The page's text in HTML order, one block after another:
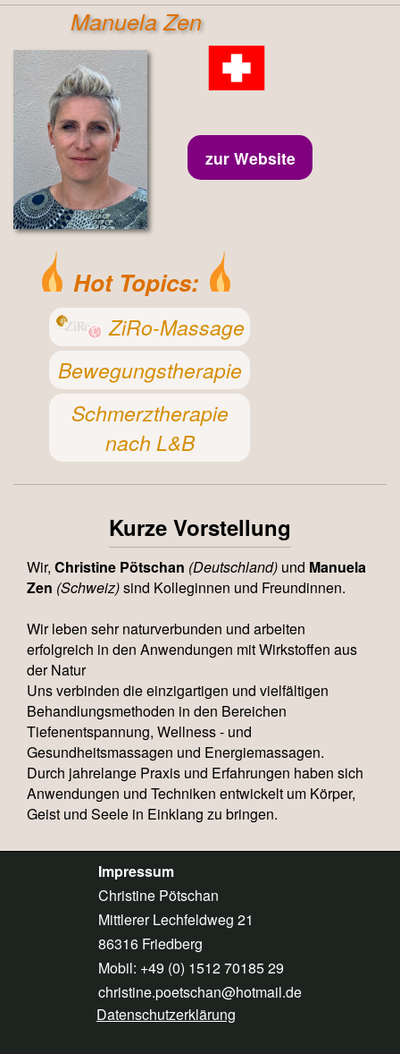
Manuela Zen
Hot Topics:
ZiRo-Massage
Bewegungstherapie
Schmerztherapie
nach L&B
zur Website
Kurze Vorstellung
Wir, Christine Pötschan (Deutschland) und Manuela
Zen (Schweiz)sind Kolleginnen und Freundinnen.
Wir leben sehr naturverbunden und arbeiten
erfolgreich in den Anwendungen mit Wirkstoffen aus
der Natur
Uns verbinden die einzigartigen und vielfältigen
Behandlungsmethoden in den Bereichen
Tiefenentspannung, Wellness - und
Gesundheitsmassagen und Energiemassagen.
Durch jahrelange Praxis und Erfahrungen haben sich
Anwendungen und Techniken entwickelt um Körper,
Geist und Seele in Einklang zu bringen.
Impressum
Christine Pötschan
Mittlerer Lechfeldweg 21
86316 Friedberg
Mobil: +49 (0) 1512 70185 29
christine.poetschan@hotmail.de
Datenschutzerklärung